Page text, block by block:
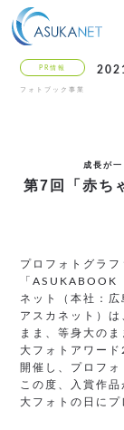
PR情報
フォトブック事業
成長が
第7回「赤ち
プロフォトグラ
「ASUKABOOK
ネット（本社：
アスカネット）
まま、等身大の
大フォトアワー
開催し、プロフ
この度、入賞作
大フォトの日に